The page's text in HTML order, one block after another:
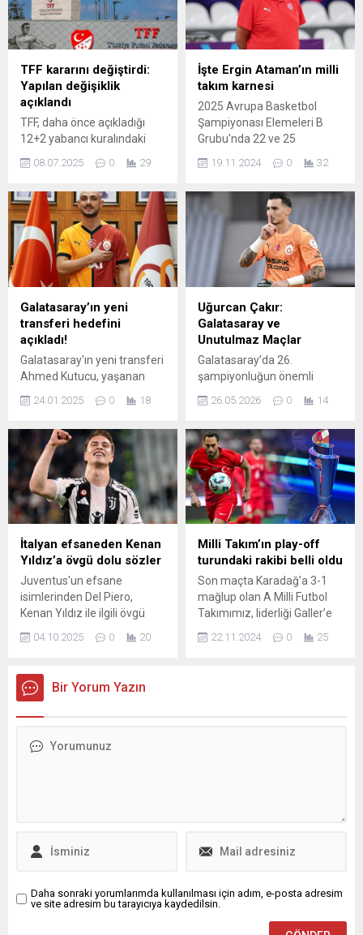
TFF kararını değiştirdi:
Yapılan değişiklik
açıklandı
TFF, daha önce açıkladığı
12+2 yabancı kuralındaki
2003 doğumlu oyuncu
kriterini 2002 doğumlu
+2 oyuncusu 2002 doğumlu
ve sonrası olabilecek.
Federasyondan yapılan
açıklamada şu ifadeler
kullanıldı: A Takım Listesine
...
08.07.2025 0 29
İşte Ergin Ataman’ın milli
takım karnesi
2025 Avrupa Basketbol
Şampiyonası Elemeleri B
Grubu'nda 22 ve 25
Kasım'da Macaristan ile
karşılaşacak A Milli Erkek
başantrenör Ergin Ataman
yönetiminde daha önce 76
maça çıktı. Ay-yıldızlı
takımda ikinci dönemini
geçiren tecrübeli ...
19.11.2024 0 32
Galatasaray’ın yeni
transferi hedefini
açıkladı!
Galatasaray'ın yeni transferi
Ahmed Kutucu, yaşanan
kırmızılı ekiple
söyledi.
24.01.2025 0 18
Uğurcan Çakır:
Galatasaray ve
Unutulmaz Maçlar
Galatasaray’da 26.
şampiyonluğun önemli
Çakır, şampiyonluk sonrası
paylaştı. Transfer
sürecinden, takımın kritik
anlarına kadar konuşan
Çakır, kulüpte bulunmaktan
duyduğu memnuniyeti dile
getirdi. 30 yaşındaki milli file
bekçisi, kulübün
büyüklüğünü ve kendisine
vurgulayarak, şehrin ve
yönetimin beklentilerinin
kendisi için anlamlı olduğunu
belirtti. Transfer...
26.05.2026 0 14
İtalyan efsaneden Kenan
Yıldız’a övgü dolu sözler
Juventus'un efsane
isimlerinden Del Piero,
Kenan Yıldız ile ilgili övgü
dolu cümleler kullandı.
İtalyan futbol adamı, "Kenan
yok." dedi.
04.10.2025 0 20
Milli Takım’ın play-off
turundaki rakibi belli oldu
Son maçta Karadağ’a 3-1
mağlup olan A Milli Futbol
Takımımız, liderliği Galler’e
bırakarak Uluslar B Ligi 4.
Grubu 2. sırada bitirdi. A
22.11.2024 0 25
Bir Yorum Yazın
Daha sonraki yorumlarımda kullanılması için adım, e-posta adresim
ve site adresim bu tarayıcıya kaydedilsin.